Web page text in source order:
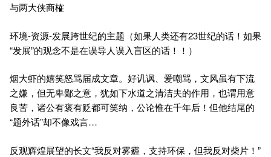
与两大侠商榷
环境-资源-发展跨世纪的主题（如果人类还有23世纪的话！如果
“发展”的观念不是在误导人误入盲区的话！！）
烟大虾的嬉笑怒骂届成文章。好讥讽、爱嘲骂，文风虽有下流
之嫌，但无卑鄙之意，犹如下水道之清洁夫的作用，也谓用意
良苦，诸公有褒有贬都可笑纳，公论惟在千年后！但他结尾的
“题外话”却不像戏言…
反观辉煌展望的长文“我反对雾霾，支持环保，但我反对柴片！”